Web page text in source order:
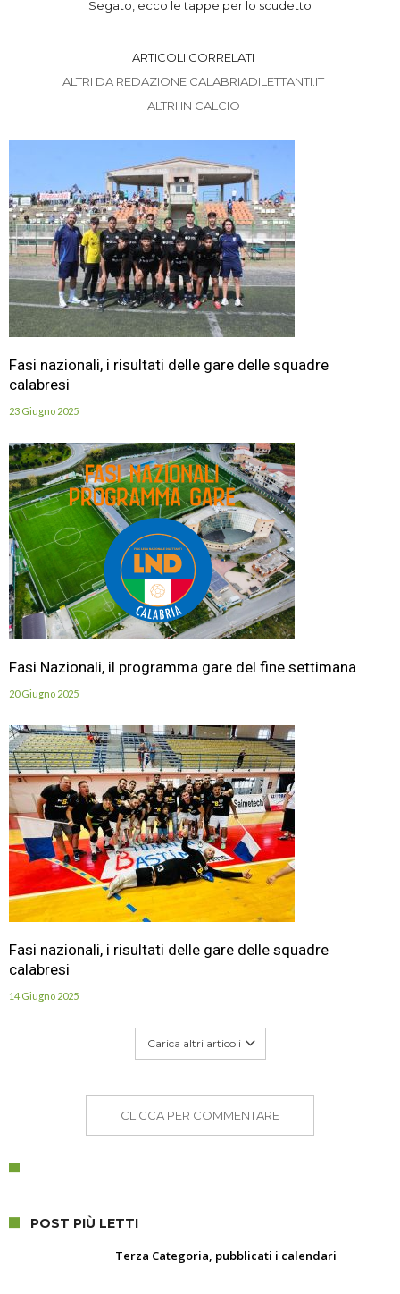
Segato, ecco le tappe per lo scudetto
ARTICOLI CORRELATI
ALTRI DA REDAZIONE CALABRIADILETTANTI.IT
ALTRI IN CALCIO
Fasi nazionali, i risultati delle gare delle squadre
calabresi
23 Giugno 2025
Fasi Nazionali, il programma gare del fine settimana
20 Giugno 2025
Fasi nazionali, i risultati delle gare delle squadre
calabresi
14 Giugno 2025
Carica altri articoli
CLICCA PER COMMENTARE
POST PIÙ LETTI
Terza Categoria, pubblicati i calendari